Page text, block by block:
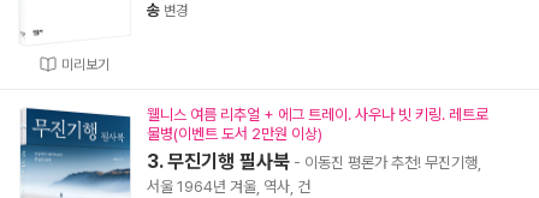
미리보기
송 변경
웰니스 여름 리추얼 + 에그 트레이. 사우나 빗 키링. 레트로
물병(이벤트 도서 2만원 이상)
3. 무진기행 필사북 - 이동진 평론가 추천! 무진기행,
서울 1964년 겨울, 역사, 건